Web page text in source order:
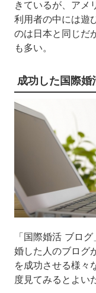
きているが、アメ
利用者の中には遊
のは日本と同じだ
も多い。
成功した国際婚
「国際婚活 ブロ
婚した人のブログ
を成功させる様々
度見てみるとよい